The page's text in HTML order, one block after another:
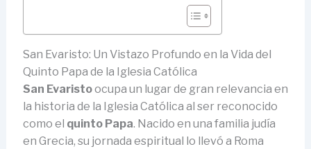
San Evaristo: Un Vistazo Profundo en la Vida del
Quinto Papa de la Iglesia Católica
San Evaristoocupa un lugar de gran relevancia en
la historia de la Iglesia Católica al ser reconocido
como el quinto Papa. Nacido en una familia judía
en Grecia, su jornada espiritual lo llevó a Roma